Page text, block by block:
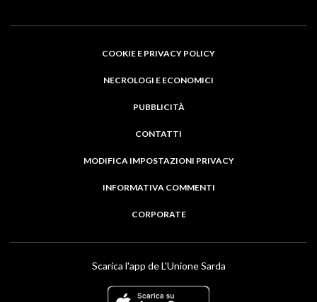
COOKIE E PRIVACY POLICY
NECROLOGI E ECONOMICI
PUBBLICITÀ
CONTATTI
MODIFICA IMPOSTAZIONI PRIVACY
INFORMATIVA COMMENTI
CORPORATE
Scarica l'app de L'Unione Sarda